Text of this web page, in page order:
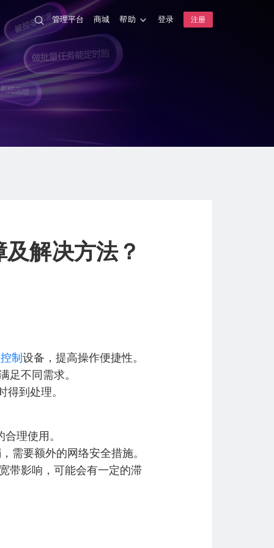
管理平台 商城 帮助 登录 注册
解决方法？
制 设备，提高操作便捷性。
足不同需求。
到处理。
理使用。
需要额外的网络安全措施。
带影响，可能会有一定的滞